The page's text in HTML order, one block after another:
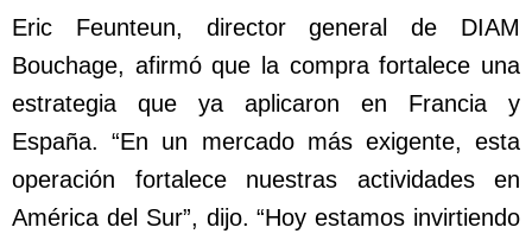
Eric Feunteun, director general de DIAM
Bouchage, afirmó que la compra fortalece una
estrategia que ya aplicaron en Francia y
España. “En un mercado más exigente, esta
operación fortalece nuestras actividades en
América del Sur”, dijo. “Hoy estamos invirtiendo